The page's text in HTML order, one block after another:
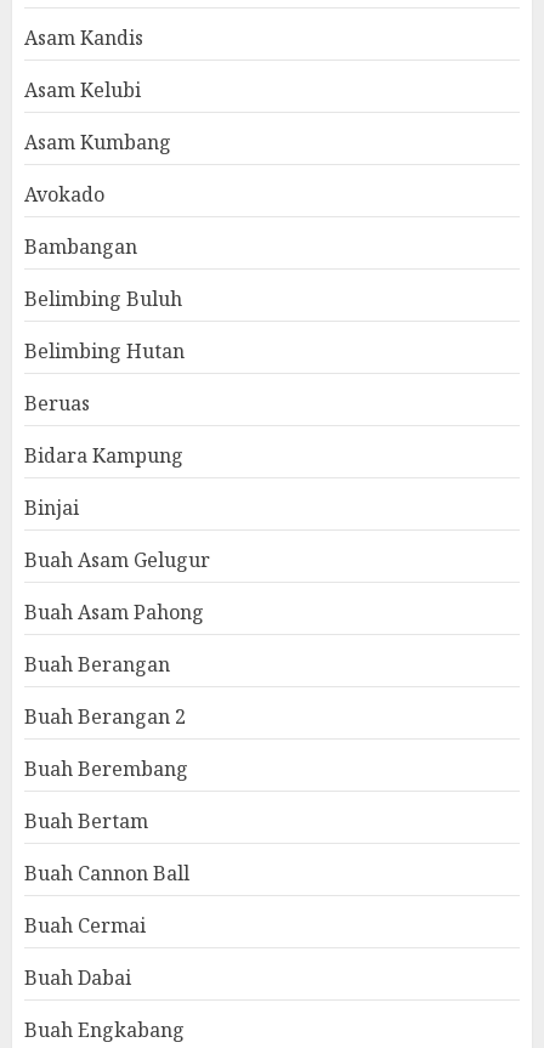
Asam Kandis
Asam Kelubi
Asam Kumbang
Avokado
Bambangan
Belimbing Buluh
Belimbing Hutan
Beruas
Bidara Kampung
Binjai
Buah Asam Gelugur
Buah Asam Pahong
Buah Berangan
Buah Berangan 2
Buah Berembang
Buah Bertam
Buah Cannon Ball
Buah Cermai
Buah Dabai
Buah Engkabang